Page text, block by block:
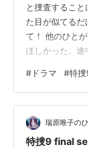
と捜査するこ
た目が似てる
て！ 他のひと
ほしかった。途
んを別人だとは
ぁ。 しかしこ
ックリ。てっ
てたわ。それに
かけられたとき
# ドラマ #特捜
瑞原唯子の
特捜9 final